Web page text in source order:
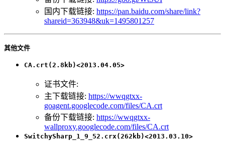
国内下载链接: https://pan.baidu.com/share/link?
shareid=363948&uk=1495801257
其他文件
CA.crt(2.8kb)<2013.04.05>
证书文件:
主下载链接: https://wwqgtxx-
goagent.googlecode.com/files/CA.crt
备份下载链接: https://wwqgtxx-
wallproxy.googlecode.com/files/CA.crt
SwitchySharp_1_9_52.crx(262kb)<2013.03.10>